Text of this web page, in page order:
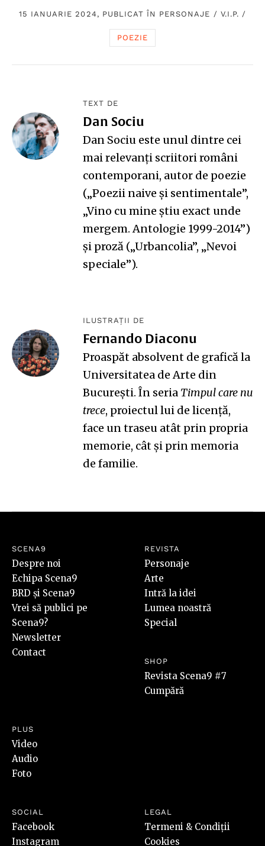
15 IANUARIE 2024, PUBLICAT ÎN PERSONAJE / V.I.P. /
POEZIE
TEXT DE
Dan Sociu
Dan Sociu este unul dintre cei
mai relevanți scriitori români
contemporani, autor de poezie
(„Poezii naive și sentimentale”,
„Vino cu mine știu exact unde
mergem. Antologie 1999-2014”)
și proză („Urbancolia”, „Nevoi
speciale”).
ILUSTRAȚII DE
Fernando Diaconu
Proaspăt absolvent de grafică la
Universitatea de Arte din
București. În seria Timpul care nu
trece, proiectul lui de licență,
face un traseu atât prin propria
memorie, cât și prin memoria
de familie.
SCENA9
Despre noi
Echipa Scena9
BRD și Scena9
Vrei să publici pe
Scena9?
Newsletter
Contact
REVISTA
Personaje
Arte
Intră la idei
Lumea noastră
Special
SHOP
Revista Scena9 #7
Cumpără
PLUS
Video
Audio
Foto
SOCIAL
Facebook
Instagram
LEGAL
Termeni & Condiții
Cookies